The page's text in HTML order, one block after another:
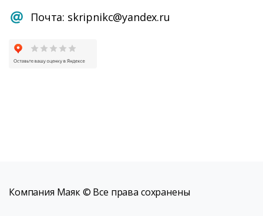
Почта: skripnikc@yandex.ru
Компания Маяк © Все права сохранены